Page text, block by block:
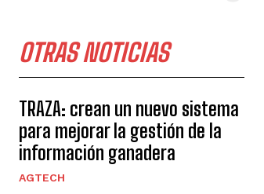
OTRAS NOTICIAS
TRAZA: crean un nuevo sistema
para mejorar la gestión de la
información ganadera
AGTECH